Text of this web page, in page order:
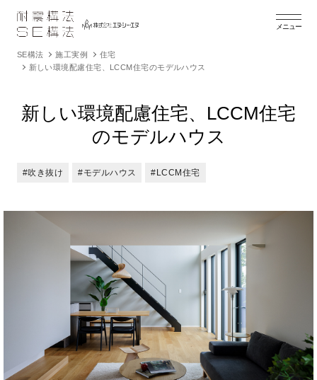
メニュー
SE構法 施工実例
住宅
新しい環境配慮住宅、LCCM住宅のモデルハウス
新しい環境配慮住宅、LCCM住宅
のモデルハウス
#吹き抜け #モデルハウス #LCCM住宅